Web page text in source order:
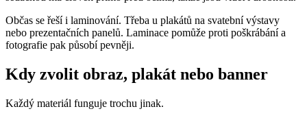
Občas se řeší i laminování. Třeba u plakátů na svatební výstavy
nebo prezentačních panelů. Laminace pomůže proti poškrábání a
fotografie pak působí pevněji.
Kdy zvolit obraz, plakát nebo banner
Každý materiál funguje trochu jinak.